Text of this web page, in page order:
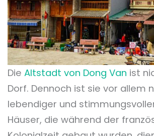
Die Altstadt von Dong Van ist
Dorf. Dennoch ist sie vor allem
lebendiger und
Häuser, die während der